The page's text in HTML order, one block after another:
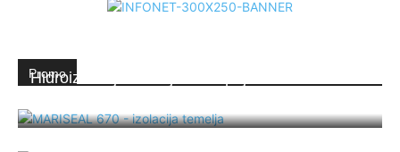
Promo
Hidroizolacija temelja bez spojeva uz